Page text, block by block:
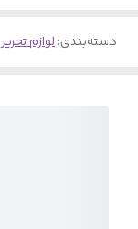
دسته‌بندی:لوازم تحریر